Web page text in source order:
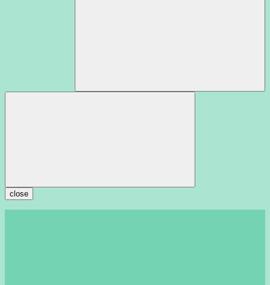
close